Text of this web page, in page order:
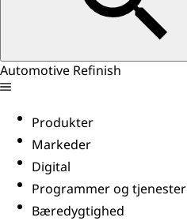
Automotive Refinish
Produkter
Markeder
Digital
Programmer og tjenester
Bæredygtighed